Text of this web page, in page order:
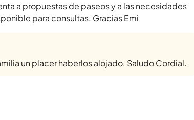
a propuestas de paseos y a las necesidades
para consultas. Gracias Emi
un placer haberlos alojado. Saludo Cordial.